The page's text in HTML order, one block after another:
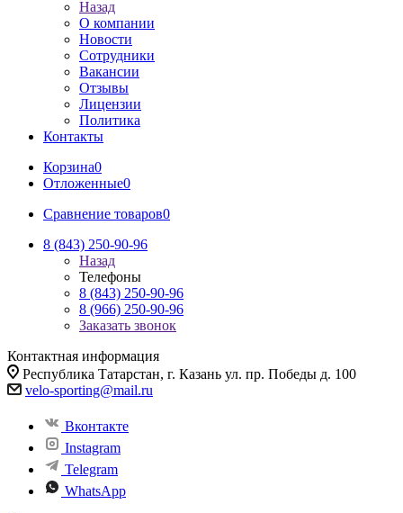
Назад
О компании
Новости
Сотрудники
Вакансии
Отзывы
Лицензии
Политика
Контакты
Корзина0
Отложенные0
Сравнение товаров0
8 (843) 250-90-96
Назад
Телефоны
8 (843) 250-90-96
8 (966) 250-90-96
Заказать звонок
Контактная информация
Республика Татарстан, г. Казань ул. пр. Победы д. 100
velo-sporting@mail.ru
Вконтакте
Instagram
Telegram
WhatsApp